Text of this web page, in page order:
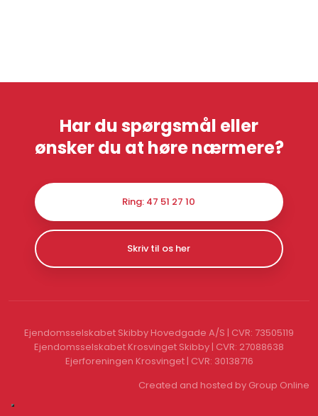
Har du spørgsmål eller
​ønsker du at høre nærmere?
Ring: 47 51 27 10
Skriv til os her
Ejendomsselskabet Skibby Hovedgade A/S | CVR: 73505119
Ejendomsselskabet Krosvinget Skibby | CVR: 27088638
Ejerforeningen Krosvinget | CVR: 30138716
Created and hosted by Group Online